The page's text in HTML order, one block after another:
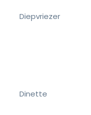
Diepvriezer
Dinette